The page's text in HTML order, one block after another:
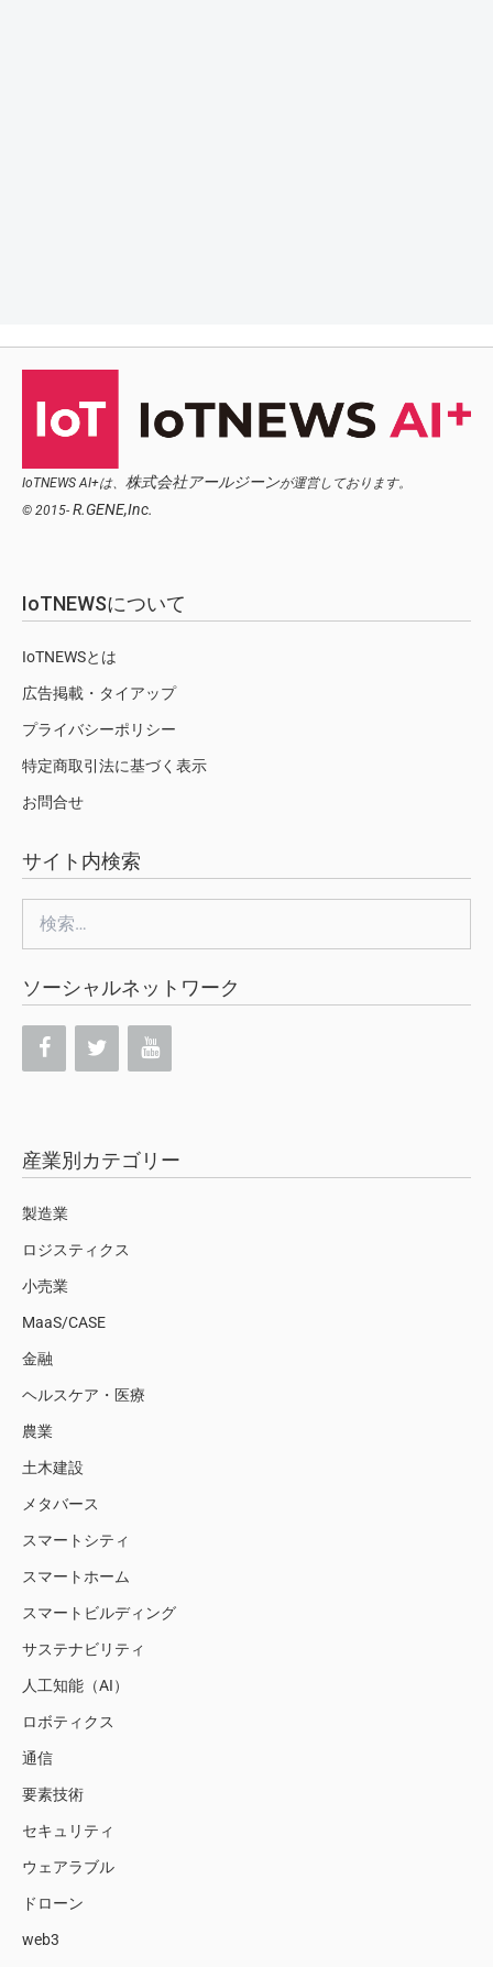
IoTNEWS AI+は、 株式会社アールジーンが運営しております。
© 2015- R.GENE,Inc.
IoTNEWSについて
IoTNEWSとは
広告掲載・タイアップ
プライバシーポリシー
特定商取引法に基づく表示
お問合せ
サイト内検索
索:
ソーシャルネットワーク
産業別カテゴリー
製造業
ロジスティクス
小売業
MaaS/CASE
金融
ヘルスケア・医療
農業
土木建設
メタバース
スマートシティ
スマートホーム
スマートビルディング
サステナビリティ
人工知能（AI）
ロボティクス
通信
要素技術
セキュリティ
ウェアラブル
ドローン
web3